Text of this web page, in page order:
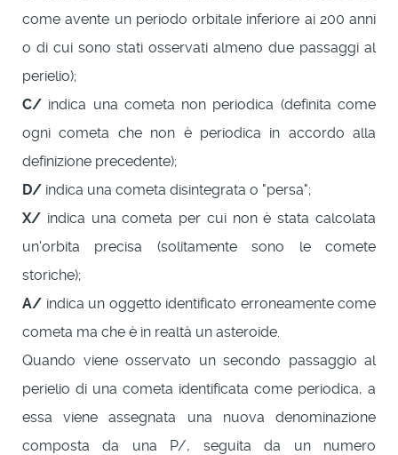
come avente un periodo orbitale inferiore ai 200 anni
o di cui sono stati osservati almeno due passaggi al
perielio);
C/ indica una cometa non periodica (definita come
ogni cometa che non è periodica in accordo alla
definizione precedente);
D/ indica una cometa disintegrata o "persa";
X/ indica una cometa per cui non è stata calcolata
un'orbita precisa (solitamente sono le comete
storiche);
A/ indica un oggetto identificato erroneamente come
cometa ma che è in realtà un asteroide.
Quando viene osservato un secondo passaggio al
perielio di una cometa identificata come periodica, a
essa viene assegnata una nuova denominazione
composta da una P/, seguita da un numero